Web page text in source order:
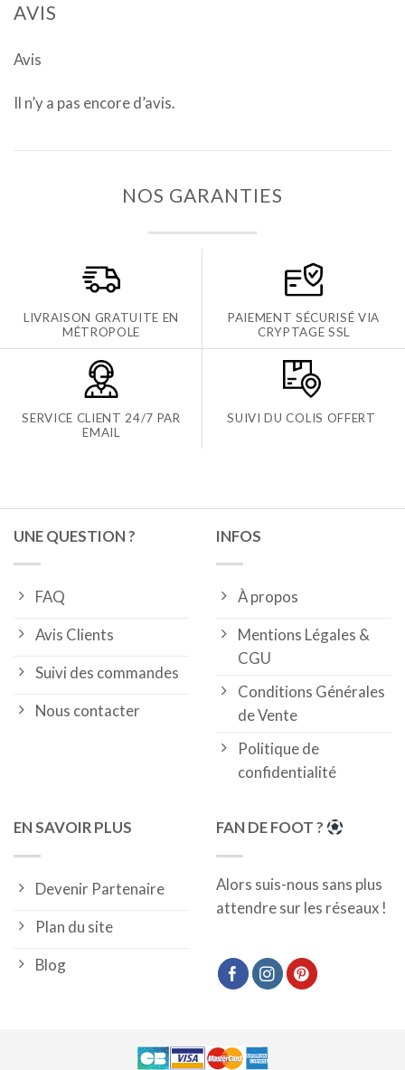
AVIS
Avis
Il n’y a pas encore d’avis.
NOS GARANTIES
LIVRAISON GRATUITE EN
MÉTROPOLE
PAIEMENT SÉCURISÉ VIA
CRYPTAGE SSL
SERVICE CLIENT 24/7 PAR
EMAIL
SUIVI DU COLIS OFFERT
UNE QUESTION ?
FAQ
Avis Clients
Suivi des commandes
Nous contacter
INFOS
À propos
Mentions Légales &
CGU
Conditions Générales
de Vente
Politique de
confidentialité
EN SAVOIR PLUS
Devenir Partenaire
Plan du site
Blog
FAN DE FOOT ?
Alors suis-nous sans plus
attendre sur les réseaux !